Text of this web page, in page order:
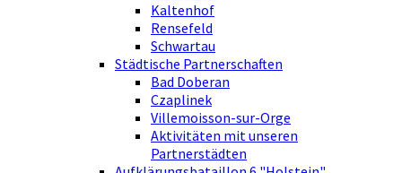
Kaltenhof
Rensefeld
Schwartau
Städtische Partnerschaften
Bad Doberan
Czaplinek
Villemoisson-sur-Orge
Aktivitäten mit unseren
Partnerstädten